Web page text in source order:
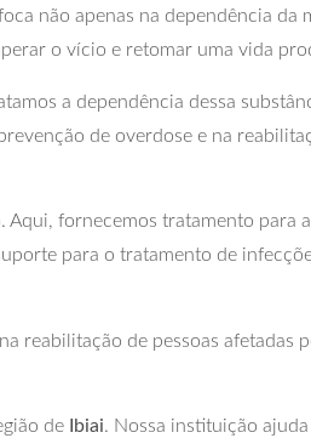
não apenas na dependência da
o vício e retomar uma vida
a dependência dessa
de overdose e na
fornecemos tratamento para a
para o tratamento de
reabilitação de pessoas afetadas
de Ibiai. Nossa instituição ajuda